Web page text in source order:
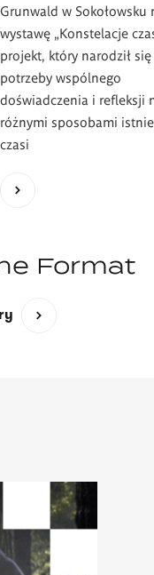
Grunwald w Sokołowsku
wystawę „Konstelacje
projekt, który narodził się
potrzeby wspólnego
doświadczenia i refleksji
różnymi sposobami
czasi
Format
(opens